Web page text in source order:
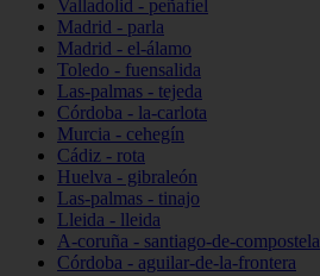
Valladolid - peñafiel
Madrid - parla
Madrid - el-álamo
Toledo - fuensalida
Las-palmas - tejeda
Córdoba - la-carlota
Murcia - cehegín
Cádiz - rota
Huelva - gibraleón
Las-palmas - tinajo
Lleida - lleida
A-coruña - santiago-de-compostela
Córdoba - aguilar-de-la-frontera